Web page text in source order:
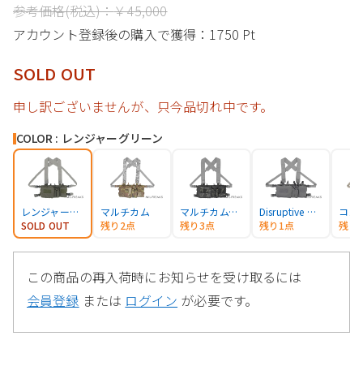
参考価格(税込)：￥45,000
アカウント登録後の購入で獲得： 1750 Pt
SOLD OUT
申し訳ございませんが、只今品切れ中です。
COLOR : レンジャーグリーン
レンジャーグリーン
SOLD OUT
マルチカム
残り2点
マルチカムブラック
残り3点
Disruptive グレー
残り1点
残り
この商品の再入荷時にお知らせを受け取るには
会員登録 または ログイン が必要です。